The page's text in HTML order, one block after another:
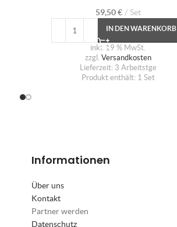
59,50€ Set
IN DEN WARENKORB
inkl. 19 % MwSt.
zzgl. Versandkosten
Lieferzeit: 3 Arbeitstge
Produkt enthält: 1 Set
Informationen
Über uns
Kontakt
Partner werden
Datenschutz